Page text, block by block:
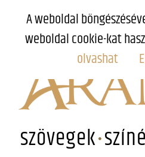
szövegek
A weboldal
weboldal cookie-kat
olvashat